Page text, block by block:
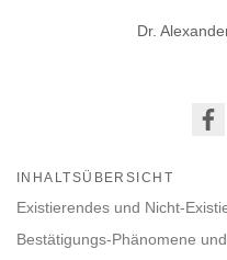
Dr.
INHALTSÜBERSICHT
Existierendes und Nicht-
Bestätigungs-Phänomene